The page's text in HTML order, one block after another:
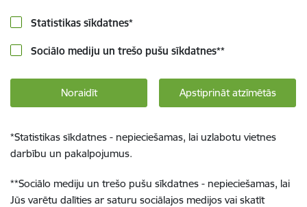
Statistikas sīkdatnes*
Sociālo mediju un trešo pušu sīkdatnes**
Noraidīt Apstiprināt atzīmētās
*Statistikas sīkdatnes - nepieciešamas, lai uzlabotu vietnes
darbību un pakalpojumus.
**Sociālo mediju un trešo pušu sīkdatnes - nepieciešamas, lai
Jūs varētu dalīties ar saturu sociālajos medijos vai skatīt